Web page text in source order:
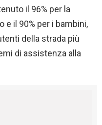
il 96% per la
e il 90% per i bambini,
della strada più
di assistenza alla